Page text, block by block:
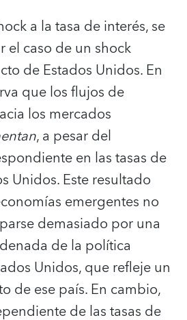
a la tasa de interés, se
el caso de un shock
de Estados Unidos. En
que los flujos de
los mercados
, a pesar del
en las tasas de
Unidos. Este resultado
emergentes no
demasiado por una
de la política
Unidos, que refleje un
de ese país. En cambio,
de las tasas de